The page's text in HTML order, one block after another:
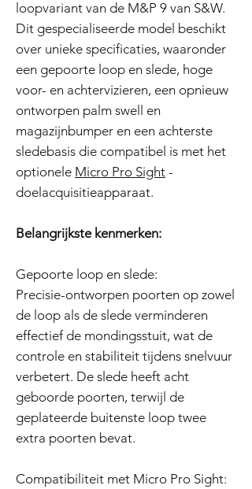
loopvariant van de M&P 9 van S&W.
Dit gespecialiseerde model beschikt
over unieke specificaties, waaronder
een gepoorte loop en slede, hoge
voor- en achtervizieren, een opnieuw
ontworpen palm swell en
magazijnbumper en een achterste
sledebasis die compatibel is met het
optionele Micro Pro Sight -
doelacquisitieapparaat.
Belangrijkste kenmerken:
Gepoorte loop en slede:
Precisie-ontworpen poorten op zowel
de loop als de slede verminderen
effectief de mondingsstuit, wat de
controle en stabiliteit tijdens snelvuur
verbetert. De slede heeft acht
geboorde poorten, terwijl de
geplateerde buitenste loop twee
extra poorten bevat.
Compatibiliteit met Micro Pro Sight: